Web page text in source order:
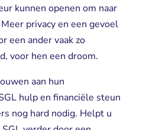
kunnen openen om naar
privacy en een gevoel
een ander vaak zo
voor hen een droom.
aan hun
hulp en financiële steun
nog hard nodig. Helpt u